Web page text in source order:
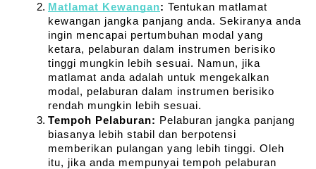
Matlamat Kewangan: Tentukan matlamat
kewangan jangka panjang anda. Sekiranya anda
ingin mencapai pertumbuhan modal yang
ketara, pelaburan dalam instrumen berisiko
tinggi mungkin lebih sesuai. Namun, jika
matlamat anda adalah untuk mengekalkan
modal, pelaburan dalam instrumen berisiko
rendah mungkin lebih sesuai.
Tempoh Pelaburan: Pelaburan jangka panjang
biasanya lebih stabil dan berpotensi
memberikan pulangan yang lebih tinggi. Oleh
itu, jika anda mempunyai tempoh pelaburan